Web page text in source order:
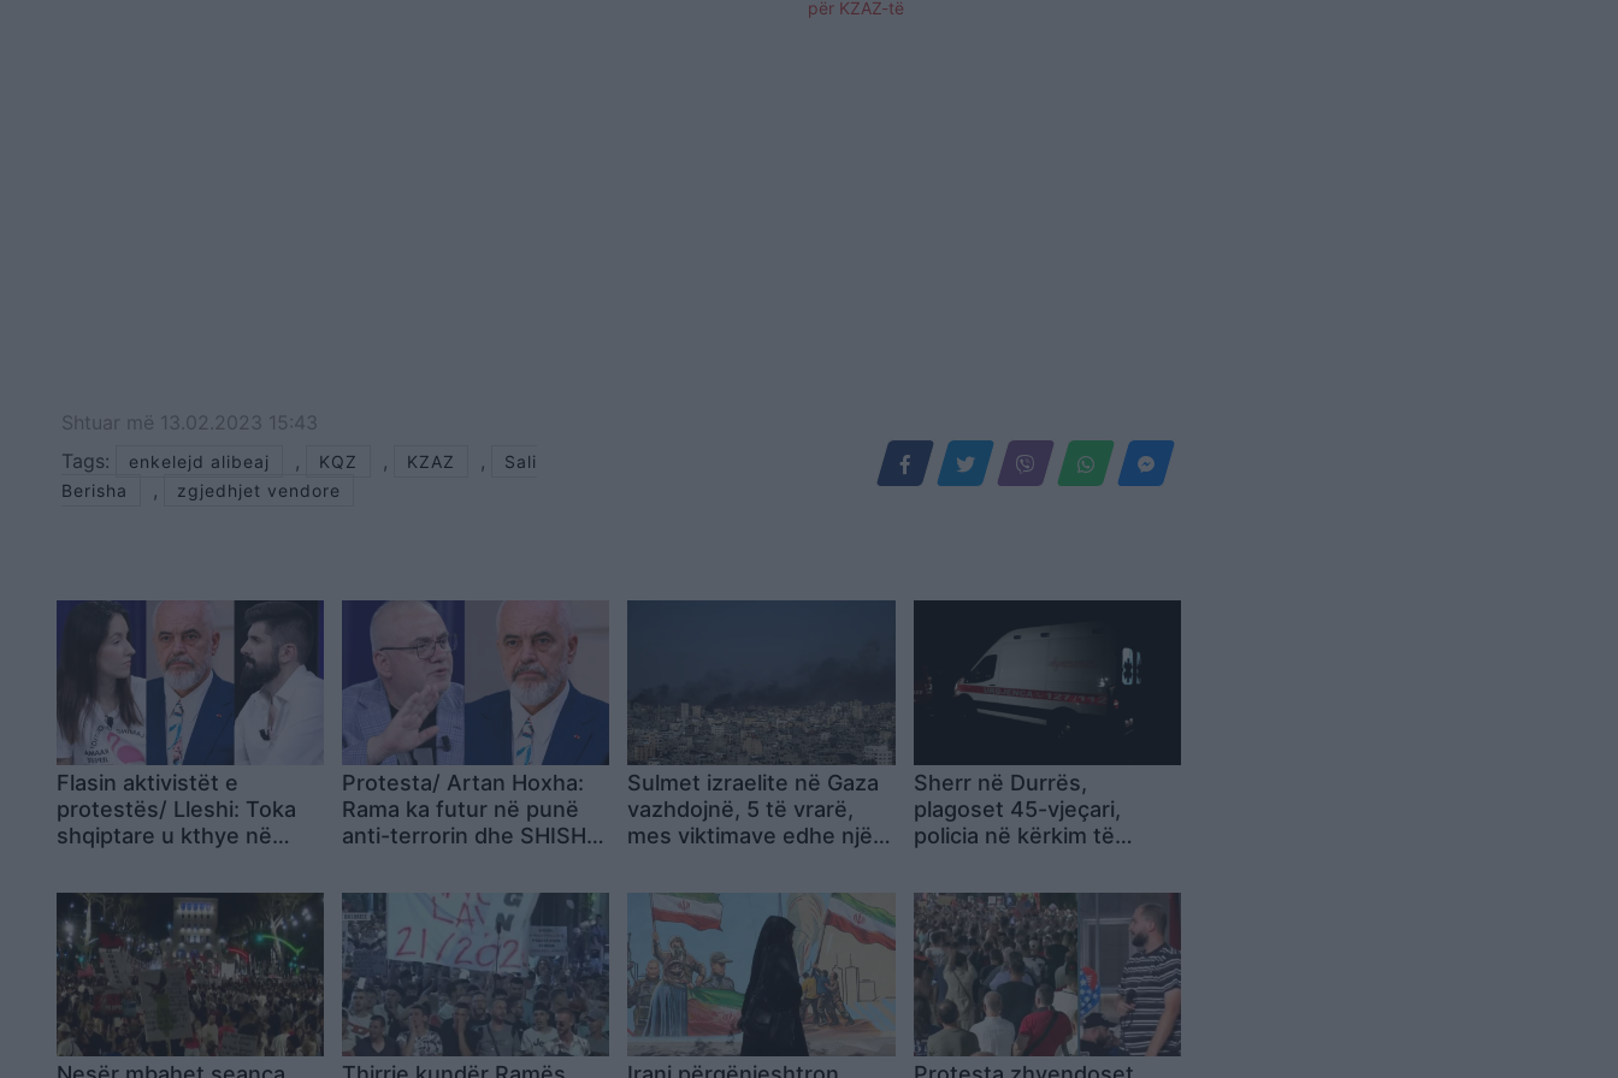
për KZAZ-të
Shtuar më 13.02.2023 15:43
Tags:
enkelejd alibeaj , KQZ , KZAZ ,
Sali
Berisha
, zgjedhjet vendore
Flasin aktivistët e
protestës/ Lleshi: Toka
shqiptare u kthye në
na trajton si njerëz me
bisht
Protesta/ Artan Hoxha:
Rama ka futur në punë
anti-terrorin dhe SHISH,
Sulmet izraelite në Gaza
vazhdojnë, 5 të vrarë,
mes viktimave edhe një
Sherr në Durrës,
plagoset 45-vjeçari,
policia në kërkim të